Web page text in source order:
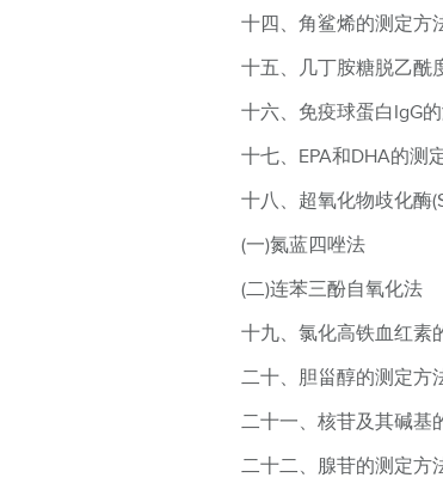
十四、角鲨烯的测定方
十五、几丁胺糖脱乙酰
十六、免疫球蛋白IgG
十七、EPA和DHA的测
十八、超氧化物歧化酶
(一)氮蓝四唑法
(二)连苯三酚自氧化法
十九、氯化高铁血红素
二十、胆甾醇的测定方
二十一、核苷及其碱基
二十二、腺苷的测定方